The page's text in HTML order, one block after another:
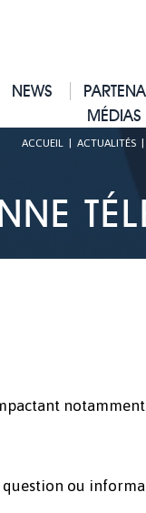
NEWS
MÉDIAS
ACCUEIL| ACTUALITÉS|
question ou